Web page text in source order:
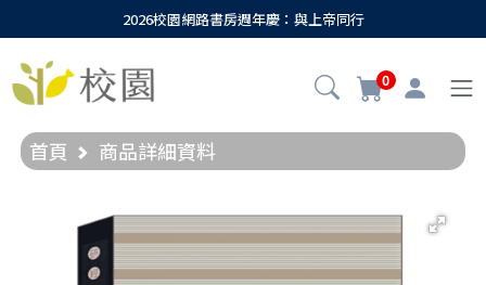
2026校園網路書房週年慶：與上帝同行
0
首頁 商品詳細資料